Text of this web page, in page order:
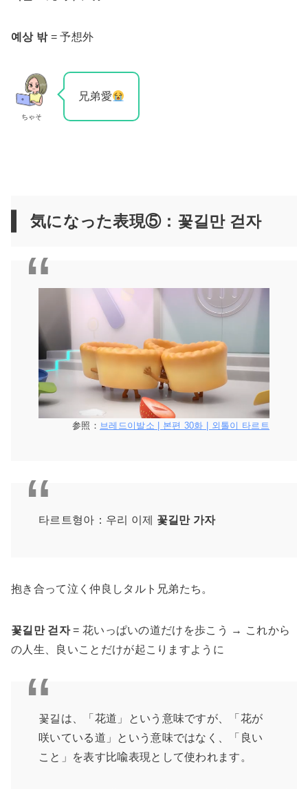
예상 밖= 予想外
ちゃそ
兄弟愛
気になった表現⑤：꽃길만 걷자
参照： 브레드이발소 | 본편 30화 | 외톨이 타르트
타르트형아：우리 이제 꽃길만 가자
抱き合って泣く仲良しタルト兄弟たち。
꽃길만 걷자= 花いっぱいの道だけを歩こう → これから
の人生、良いことだけが起こりますように
꽃길は、「花道」という意味ですが、「花が
咲いている道」という意味ではなく、「良い
こと」を表す比喩表現として使われます。